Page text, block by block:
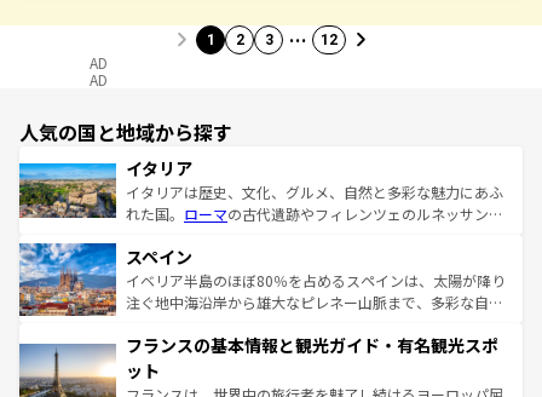
1 2 3 … 12
AD
AD
人気の国と地域から探す
イタリア
イタリアは歴史、文化、グルメ、自然と多彩な魅力にあふ
れた国。 ローマの古代遺跡やフィレンツェのルネッサンス
ろん、トスカーナの美しい田園風景やアマルフィ海岸の絶
景など、自然景観も見逃せない。観光の合間には、本場の
ピザやパスタなど、絶品のイタリア料理を堪能することも
ませてくれるイタリアで、忘れられない旅をしてみよう！
なお、新着のイタリア情報は
しい。
スペイン
イベリア半島のほぼ80％を占めるスペインは、太陽が降り
注ぐ地中海沿岸から雄大なピレネー山脈まで、多彩な自然
文化が根付くこの国では、情熱的なフラメンコ、熱気あふ
れる闘牛、そして美味しいタパスが生活の一部となってい
る。首都マドリードの洗練された雰囲気や、バルセロナの
フランスの基本情報と観光ガイド・有名観光スポ
ット